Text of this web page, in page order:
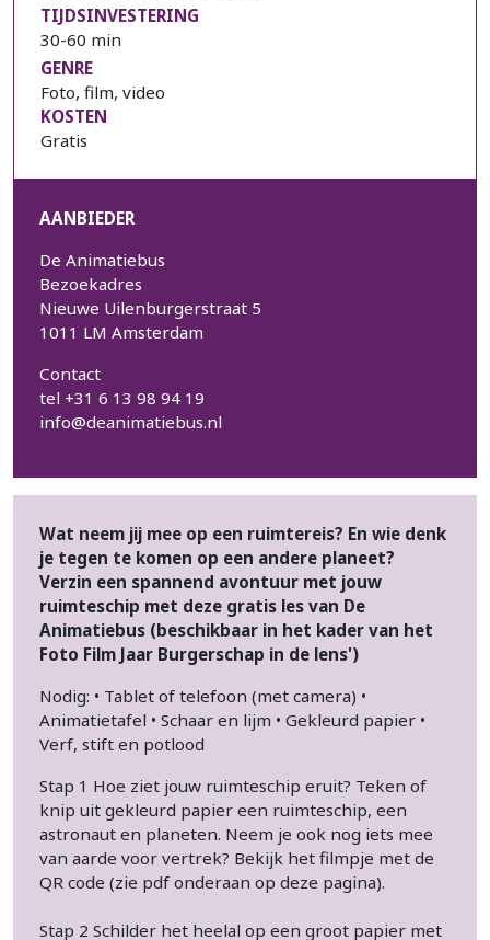
TIJDSINVESTERING
30-60 min
GENRE
Foto, film, video
KOSTEN
Gratis
AANBIEDER
De Animatiebus
Bezoekadres
Nieuwe Uilenburgerstraat 5
1011 LM Amsterdam
Contact
tel +31 6 13 98 94 19
info@deanimatiebus.nl
Wat neem jij mee op een ruimtereis? En wie denk
je tegen te komen op een andere planeet?
Verzin een spannend avontuur met jouw
ruimteschip met deze gratis les van De
Animatiebus (beschikbaar in het kader van het
Foto Film Jaar Burgerschap in de lens')
Nodig: • Tablet of telefoon (met camera) •
Animatietafel • Schaar en lijm • Gekleurd papier •
Verf, stift en potlood
Stap 1 Hoe ziet jouw ruimteschip eruit? Teken of
knip uit gekleurd papier een ruimteschip, een
astronaut en planeten. Neem je ook nog iets mee
van aarde voor vertrek? Bekijk het filmpje met de
QR code (zie pdf onderaan op deze pagina).
Stap 2 Schilder het heelal op een groot papier met